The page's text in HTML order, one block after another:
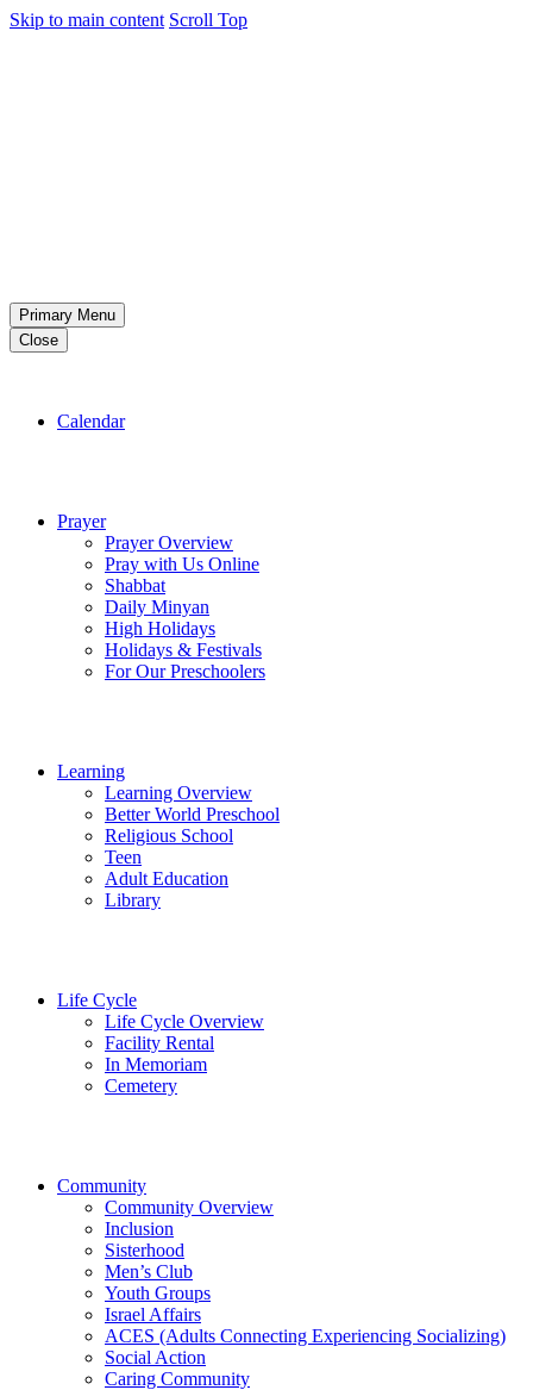
Skip to main content Scroll Top
Primary Menu
Close
Calendar
Prayer
Prayer Overview
Pray with Us Online
Shabbat
Daily Minyan
High Holidays
Holidays & Festivals
For Our Preschoolers
Learning
Learning Overview
Better World Preschool
Religious School
Teen
Adult Education
Library
Life Cycle
Life Cycle Overview
Facility Rental
In Memoriam
Cemetery
Community
Community Overview
Inclusion
Sisterhood
Men’s Club
Youth Groups
Israel Affairs
ACES (Adults Connecting Experiencing Socializing)
Social Action
Caring Community